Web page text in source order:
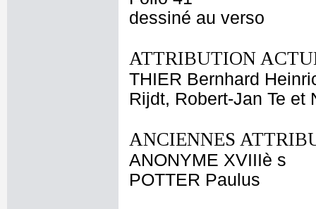
dessiné au verso
ATTRIBUTION
THIER Bernhard
Rijdt, Robert-Jan Te et
ANCIENNES
ANONYME XVIIIè s
POTTER Paulus